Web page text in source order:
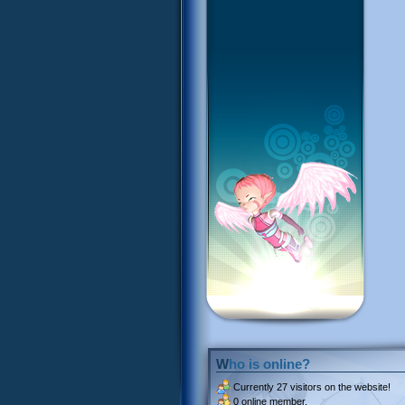
Who is online?
Currently 27 visitors on the website!
0 online member.